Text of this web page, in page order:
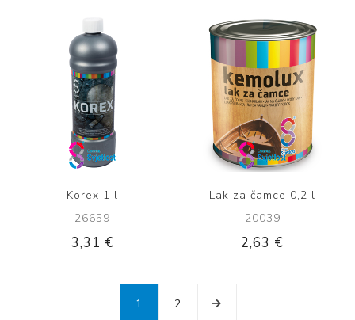
Korex 1 l
26659
3,31 €
Lak za čamce 0,2 l
20039
2,63 €
1 2